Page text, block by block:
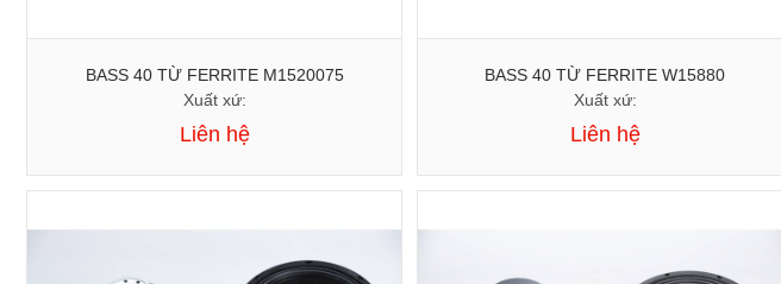
BASS 40 TỪ FERRITE M1520075
Xuất xứ:
Liên hệ
BASS 40 TỪ FERRITE W15880
Xuất xứ:
Liên hệ